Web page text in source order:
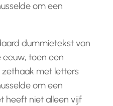
om een
dummietekst van
eeuw, toen een
met letters
om een
heeft niet alleen vijf